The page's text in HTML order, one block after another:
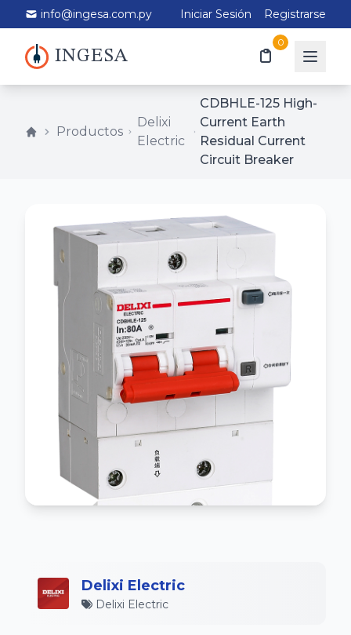
info@ingesa.com.py Iniciar Sesión Registrarse
INGESA
0
Productos
Delixi
Electric
CDBHLE-125 High-
Current Earth
Residual Current
Circuit Breaker
Delixi Electric
Delixi Electric